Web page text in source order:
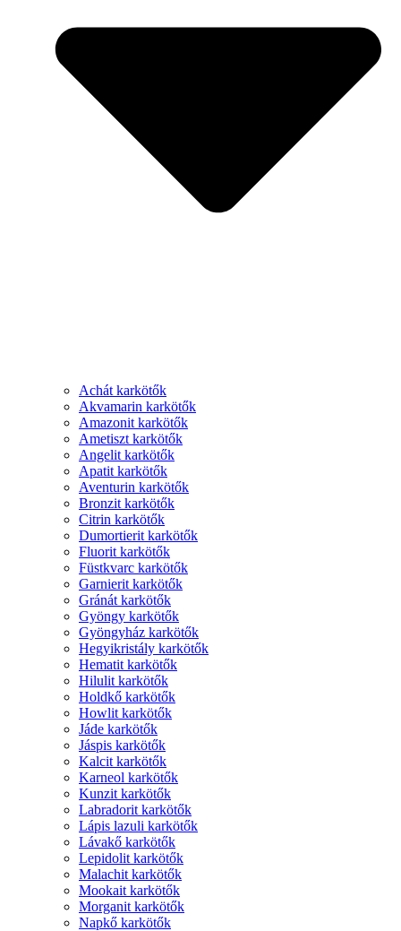
Achát karkötők
Akvamarin karkötők
Amazonit karkötők
Ametiszt karkötők
Angelit karkötők
Apatit karkötők
Aventurin karkötők
Bronzit karkötők
Citrin karkötők
Dumortierit karkötők
Fluorit karkötők
Füstkvarc karkötők
Garnierit karkötők
Gránát karkötők
Gyöngy karkötők
Gyöngyház karkötők
Hegyikristály karkötők
Hematit karkötők
Hilulit karkötők
Holdkő karkötők
Howlit karkötők
Jáde karkötők
Jáspis karkötők
Kalcit karkötők
Karneol karkötők
Kunzit karkötők
Labradorit karkötők
Lápis lazuli karkötők
Lávakő karkötők
Lepidolit karkötők
Malachit karkötők
Mookait karkötők
Morganit karkötők
Napkő karkötők